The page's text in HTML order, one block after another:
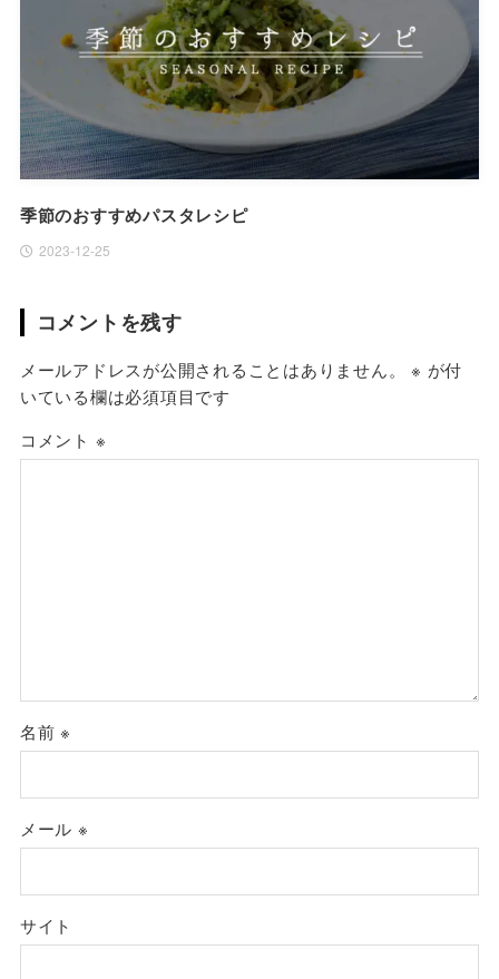
季節のおすすめパスタレシピ
2023-12-25
コメントを残す
メールアドレスが公開されることはありません。 ※ が付
いている欄は必須項目です
コメント ※
名前※
メール ※
サイト